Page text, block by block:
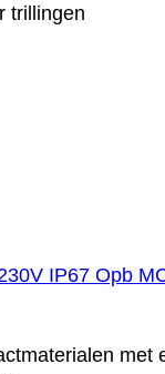
trillingen
IP67 Opb
met